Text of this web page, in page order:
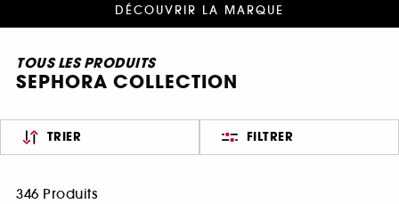
DÉCOUVRIR LA MARQUE
TOUS LES PRODUITS
SEPHORA COLLECTION
TRIER FILTRER
346 Produits